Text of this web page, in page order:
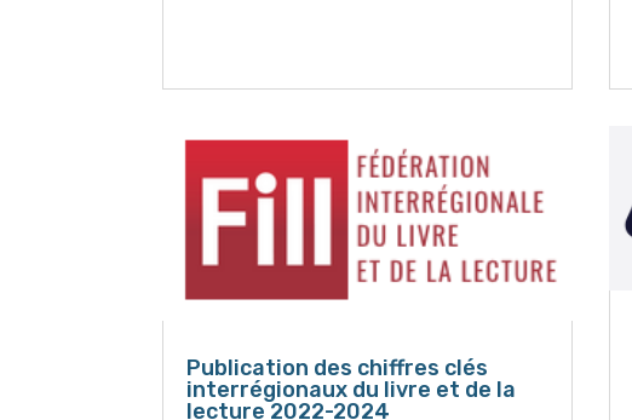
Publication des chiffres clés
interrégionaux du livre et de la
lecture 2022-2024